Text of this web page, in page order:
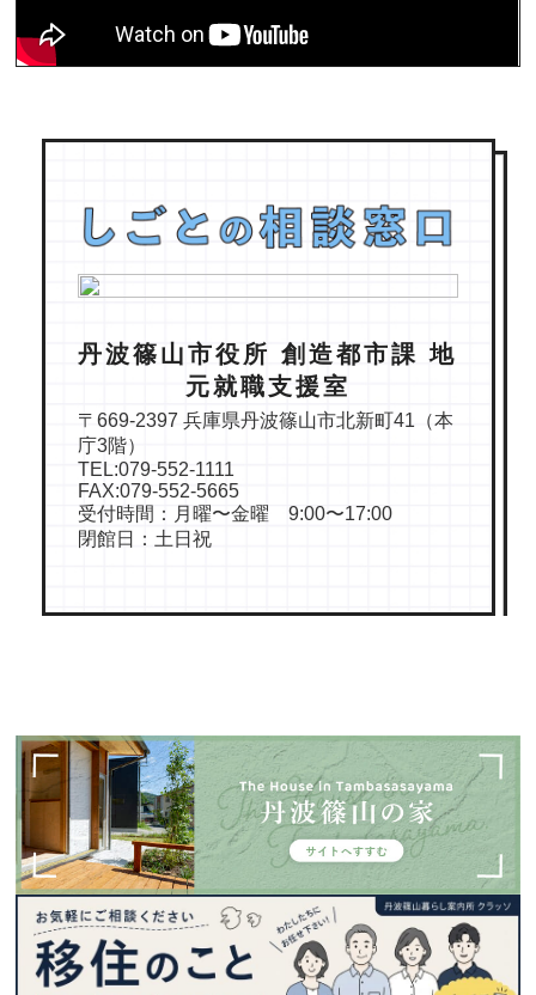
丹波篠山市役所 創造都市課 地
元就職支援室
〒669-2397 兵庫県丹波篠山市北新町41（本
庁3階）
TEL:079-552-1111
FAX:079-552-5665
受付時間：月曜〜金曜 9:00〜17:00
閉館日：土日祝